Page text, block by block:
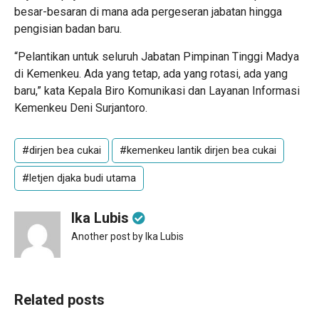
besar-besaran di mana ada pergeseran jabatan hingga
pengisian badan baru.
“Pelantikan untuk seluruh Jabatan Pimpinan Tinggi Madya
di Kemenkeu. Ada yang tetap, ada yang rotasi, ada yang
baru,” kata Kepala Biro Komunikasi dan Layanan Informasi
Kemenkeu Deni Surjantoro.
#dirjen bea cukai #kemenkeu lantik dirjen bea cukai
#letjen djaka budi utama
Ika Lubis
Another post by Ika Lubis
Related posts